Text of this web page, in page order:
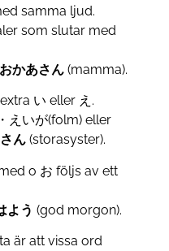
samma ljud.
som slutar med
かあさん(mamma).
い eller え.
えいが(folm) eller
ん (storasyster).
o お följs av ett
よう (god morgon).
är att vissa ord